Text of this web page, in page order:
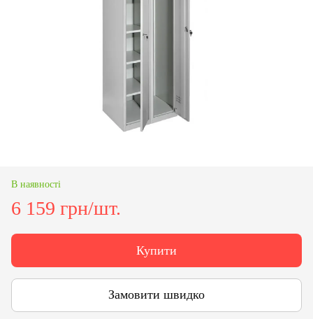
В наявності
6 159 грн/шт.
Купити
Замовити швидко